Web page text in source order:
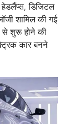
डिजिटल
शामिल की गई
शुरू होने की
कार बनने